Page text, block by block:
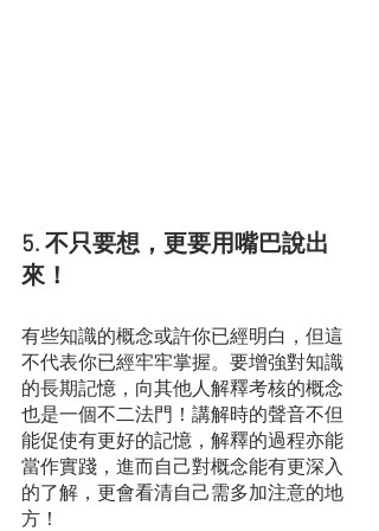
5. 不只要想，更要用嘴巴說出
來！
有些知識的概念或許你已經明白，但這
不代表你已經牢牢掌握。要增強對知識
的長期記憶，向其他人解釋考核的概念
也是一個不二法門！講解時的聲音不但
能促使有更好的記憶，解釋的過程亦能
當作實踐，進而自己對概念能有更深入
的了解，更會看清自己需多加注意的地
方！